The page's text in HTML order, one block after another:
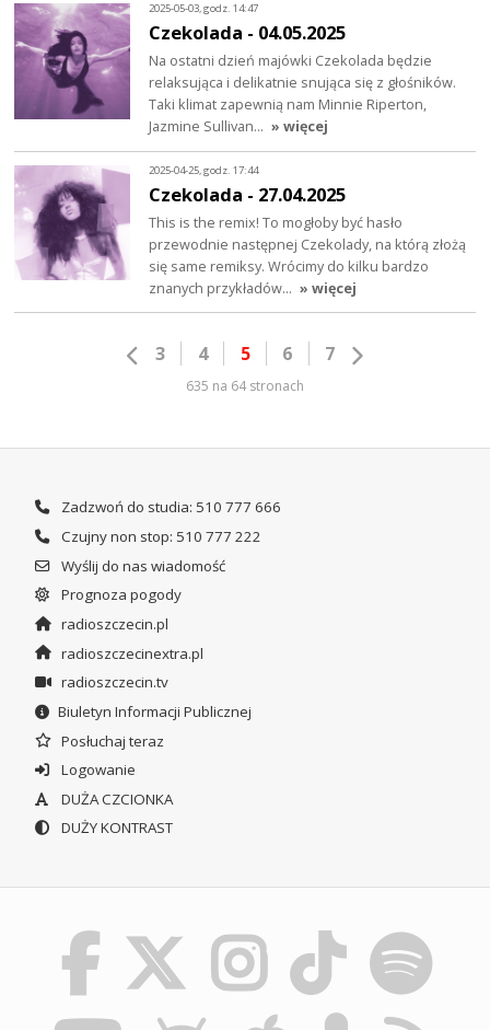
2025-05-03, godz. 14:47
Czekolada - 04.05.2025
Na ostatni dzień majówki Czekolada będzie
relaksująca i delikatnie snująca się z głośników.
Taki klimat zapewnią nam Minnie Riperton,
Jazmine Sullivan… » więcej
2025-04-25, godz. 17:44
Czekolada - 27.04.2025
This is the remix! To mogłoby być hasło
przewodnie następnej Czekolady, na którą złożą
się same remiksy. Wrócimy do kilku bardzo
znanych przykładów… » więcej
3 4 5 6 7
635 na 64 stronach
Zadzwoń do studia: 510 777 666
Czujny non stop: 510 777 222
Wyślij do nas wiadomość
Prognoza pogody
radioszczecin.pl
radioszczecinextra.pl
radioszczecin.tv
Biuletyn Informacji Publicznej
Posłuchaj teraz
Logowanie
DUŻA CZCIONKA
DUŻY KONTRAST